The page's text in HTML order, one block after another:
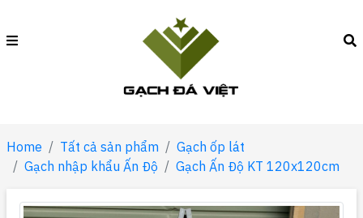
Home Tất cả sản phẩm
Gạch ốp lát
Gạch nhập khẩu Ấn Độ
Gạch Ấn Độ KT 120x120cm